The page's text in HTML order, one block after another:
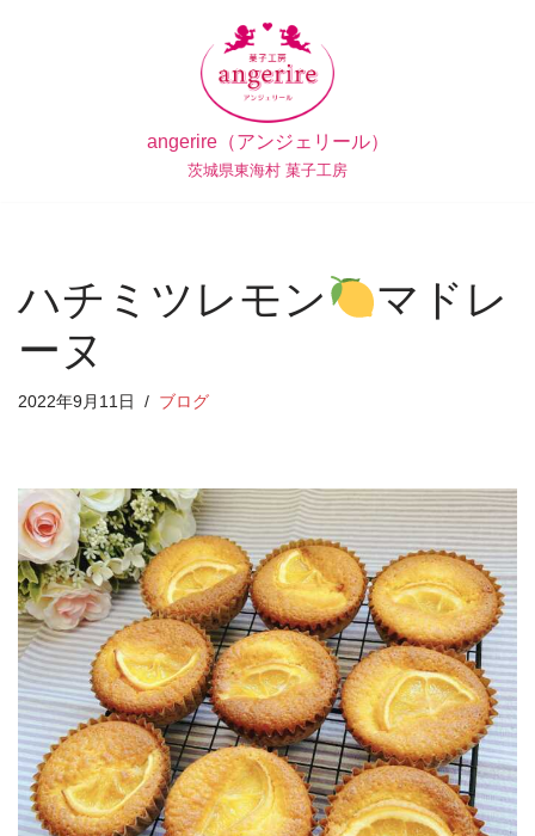
ッ
angerire（アンジェリール）
茨城県東海村 菓子工房
ハチミツレモン
マドレ
ーヌ
2022年9月11日 ブログ